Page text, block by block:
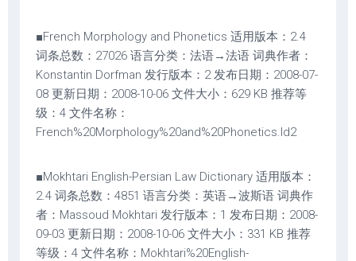
■French Morphology and Phonetics 适用版本：2.4
词条总数：27026 语言分类：法语→法语 词典作者：
Konstantin Dorfman 发行版本：2 发布日期：2008-07-
08 更新日期：2008-10-06 文件大小：629 KB 推荐等
级：4 文件名称：
French%20Morphology%20and%20Phonetics.ld2
■Mokhtari English-Persian Law Dictionary 适用版本：
2.4 词条总数：4851 语言分类：英语→波斯语 词典作
者：Massoud Mokhtari 发行版本：1 发布日期：2008-
09-03 更新日期：2008-10-06 文件大小：331 KB 推荐
等级：4 文件名称：Mokhtari%20English-